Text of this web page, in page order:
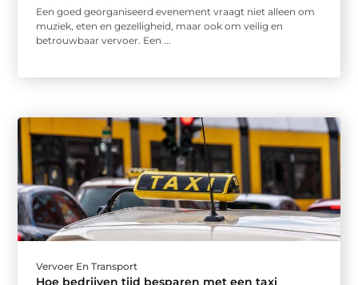
Een goed georganiseerd evenement vraagt niet alleen om
muziek, eten en gezelligheid, maar ook om veilig en
betrouwbaar vervoer. Een ...
Vervoer En Transport
Hoe bedrijven tijd besparen met een taxi